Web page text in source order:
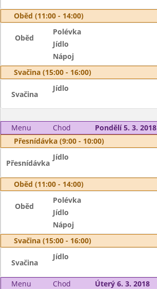
Oběd (11:00 - 14:00)
Oběd
Polévka
Jídlo
Nápoj
Svačina (15:00 - 16:00)
Svačina
Jídlo
Menu Chod
Pondělí 5. 3. 2018
Přesnídávka (9:00 - 10:00)
Přesnídávka
Jídlo
Oběd (11:00 - 14:00)
Oběd
Polévka
Jídlo
Nápoj
Svačina (15:00 - 16:00)
Svačina
Jídlo
Menu Chod
Úterý 6. 3. 2018